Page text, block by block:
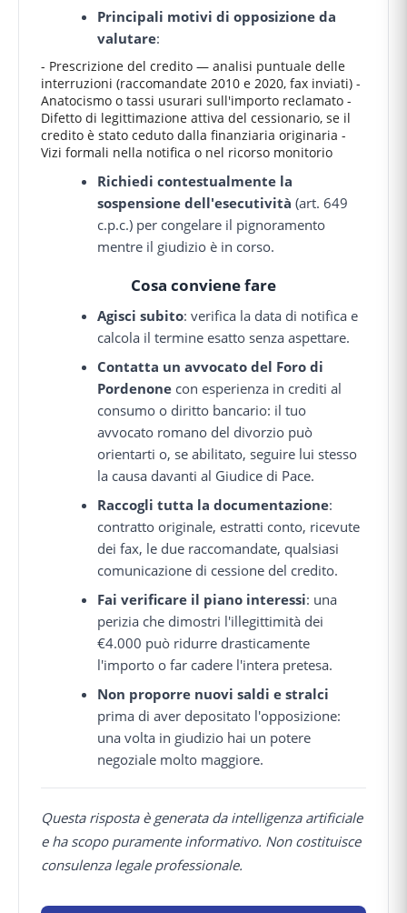
Principali motivi di opposizione da
valutare:
- Prescrizione del credito — analisi puntuale delle
interruzioni (raccomandate 2010 e 2020, fax inviati) -
Anatocismo o tassi usurari sull'importo reclamato -
Difetto di legittimazione attiva del cessionario, se il
credito è stato ceduto dalla finanziaria originaria -
Vizi formali nella notifica o nel ricorso monitorio
Richiedi contestualmente la
sospensione dell'esecutività (art. 649
c.p.c.) per congelare il pignoramento
mentre il giudizio è in corso.
Cosa conviene fare
Agisci subito: verifica la data di notifica e
calcola il termine esatto senza aspettare.
Contatta un avvocato del Foro di
Pordenone con esperienza in crediti al
consumo o diritto bancario: il tuo
avvocato romano del divorzio può
orientarti o, se abilitato, seguire lui stesso
la causa davanti al Giudice di Pace.
Raccogli tutta la documentazione:
contratto originale, estratti conto, ricevute
dei fax, le due raccomandate, qualsiasi
comunicazione di cessione del credito.
Fai verificare il piano interessi: una
perizia che dimostri l'illegittimità dei
€4.000 può ridurre drasticamente
l'importo o far cadere l'intera pretesa.
Non proporre nuovi saldi e stralci
prima di aver depositato l'opposizione:
una volta in giudizio hai un potere
negoziale molto maggiore.
Questa risposta è generata da intelligenza artificiale
e ha scopo puramente informativo. Non costituisce
consulenza legale professionale.